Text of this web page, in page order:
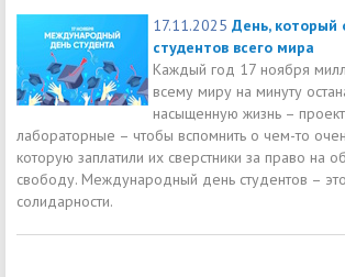
17.11.2025 День, который
студентов всего мира
Каждый год 17 ноября
всему миру на минуту
насыщенную жизнь –
лабораторные – чтобы вспомнить о чем-то
которую заплатили их сверстники за право на
свободу. Международный день студентов –
солидарности.